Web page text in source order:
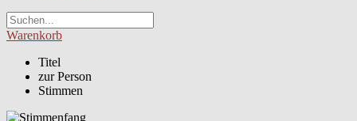
Warenkorb
Titel
zur Person
Stimmen